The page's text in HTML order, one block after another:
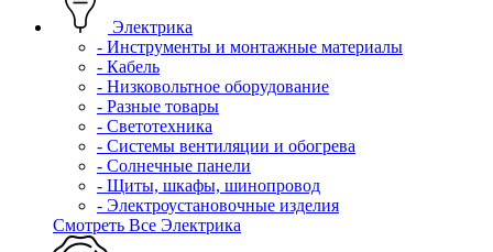
Электрика
- Инструменты и монтажные материалы
- Кабель
- Низковольтное оборудование
- Разные товары
- Светотехника
- Системы вентиляции и обогрева
- Солнечные панели
- Щиты, шкафы, шинопровод
- Электроустановочные изделия
Смотреть Все Электрика